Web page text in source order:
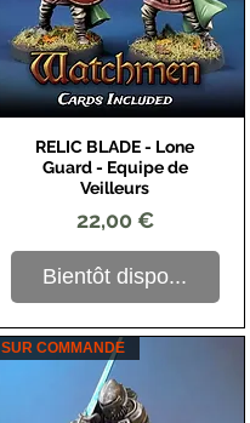
Aperçu rapide
RELIC BLADE - Lone
Guard - Equipe de
Veilleurs
Prix
22,00 €
Bientôt dispo...
SUR COMMANDE